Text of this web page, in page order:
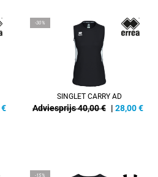
€
-30%
SINGLET CARRY AD
Adviesprijs 40,00 € | 28,00€
-15%